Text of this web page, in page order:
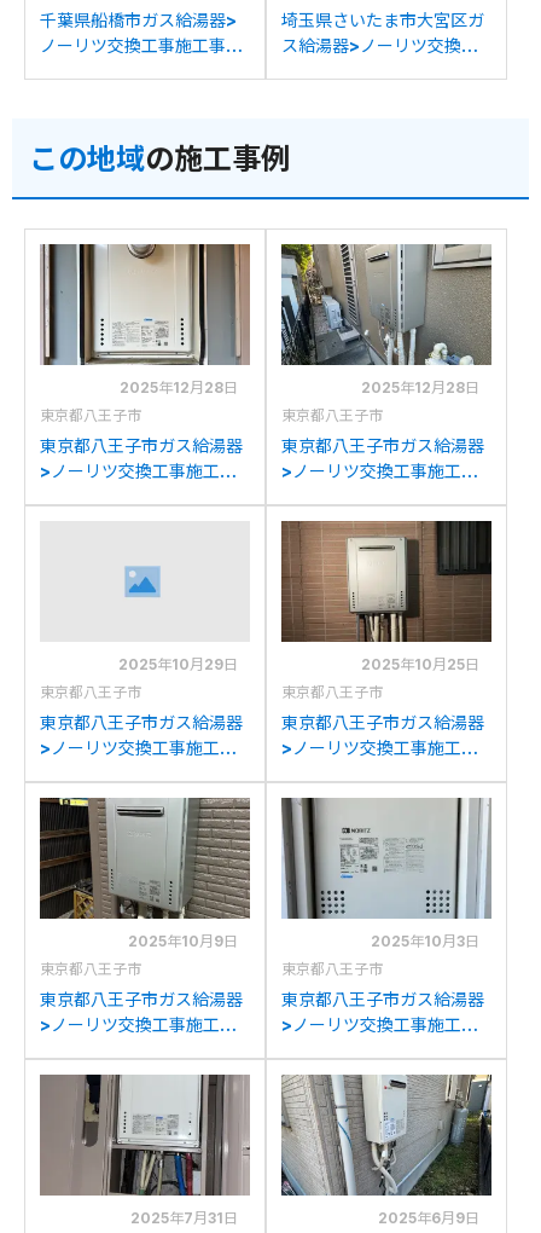
千葉県船橋市ガス給湯器>
ノーリツ交換工事施工事
換
埼玉県さいたま市大宮区ガ
ス給湯器>ノーリツ交換工
換
この地域の施工事例
2025年12月28日
東京都八王子市
東京都八王子市ガス給湯器
>ノーリツ交換工事施工事
2427AWX-T-1からノーリ
2025年12月28日
東京都八王子市
東京都八王子市ガス給湯器
>ノーリツ交換工事施工事
C2452SAWX-2からノー
リツGT-C2472SAW BLへ
の交換
2025年10月29日
東京都八王子市
東京都八王子市ガス給湯器
>ノーリツ交換工事施工事
2028SAWXからノーリツ
GT-C2472SAW BLへの交
換
2025年10月25日
東京都八王子市
東京都八王子市ガス給湯器
>ノーリツ交換工事施工事
2022SAWXからノーリツ
GT-C2072SAW BLへの交
換
2025年10月9日
東京都八王子市
東京都八王子市ガス給湯器
>ノーリツ交換工事施工事
2027SAWXからノーリツ
GT-C2072SAW BLへの交
2025年10月3日
東京都八王子市
東京都八王子市ガス給湯器
>ノーリツ交換工事施工事
C2436AWX3H-Hからノ
ーリツGTH-
C2460AW3H-H-1BLへの
交換
2025年7月31日
2025年6月9日